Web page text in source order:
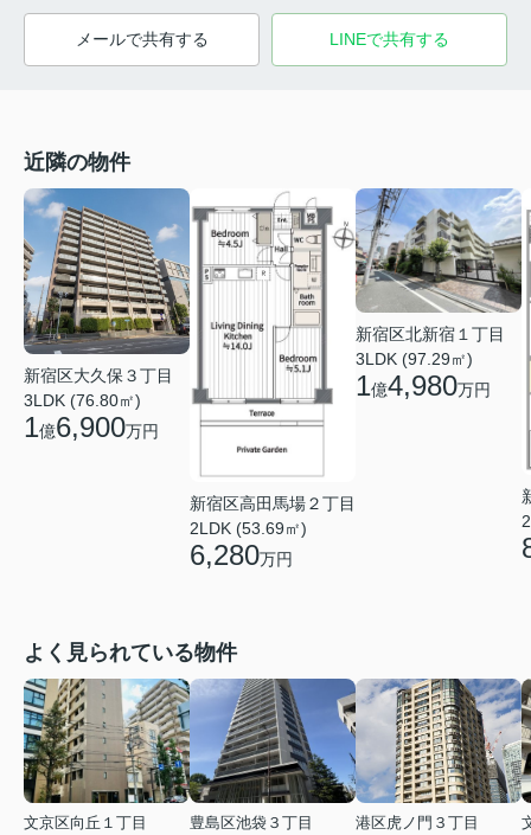
メールで共有する LINEで共有する
近隣の物件
新宿区大久保３丁目
3LDK (76.80㎡)
1億6,900万円
新宿区高田馬場２丁目
2LDK (53.69㎡)
6,280万円
新宿区北新宿１丁目
3LDK (97.29㎡)
1億4,980万円
よく見られている物件
文京区向丘１丁目
豊島区池袋３丁目
港区虎ノ門３丁目